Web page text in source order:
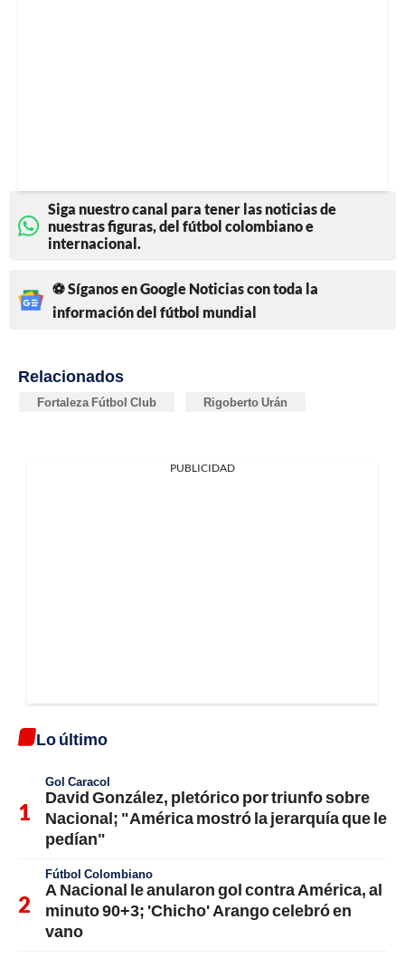
Siga nuestro canal para tener las noticias de
nuestras figuras, del fútbol colombiano e
internacional.
⚽ Síganos en Google Noticias con toda la
información del fútbol mundial
Relacionados
Fortaleza Fútbol Club Rigoberto Urán
PUBLICIDAD
Lo último
Gol Caracol
David González, pletórico por triunfo sobre
Nacional; "América mostró la jerarquía que le
pedían"
Fútbol Colombiano
A Nacional le anularon gol contra América, al
minuto 90+3; 'Chicho' Arango celebró en
vano